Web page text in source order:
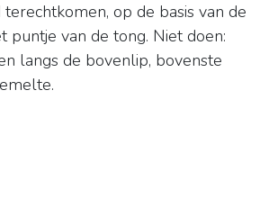
op de basis van de
puntje van de tong. Niet doen:
langs de bovenlip, bovenste